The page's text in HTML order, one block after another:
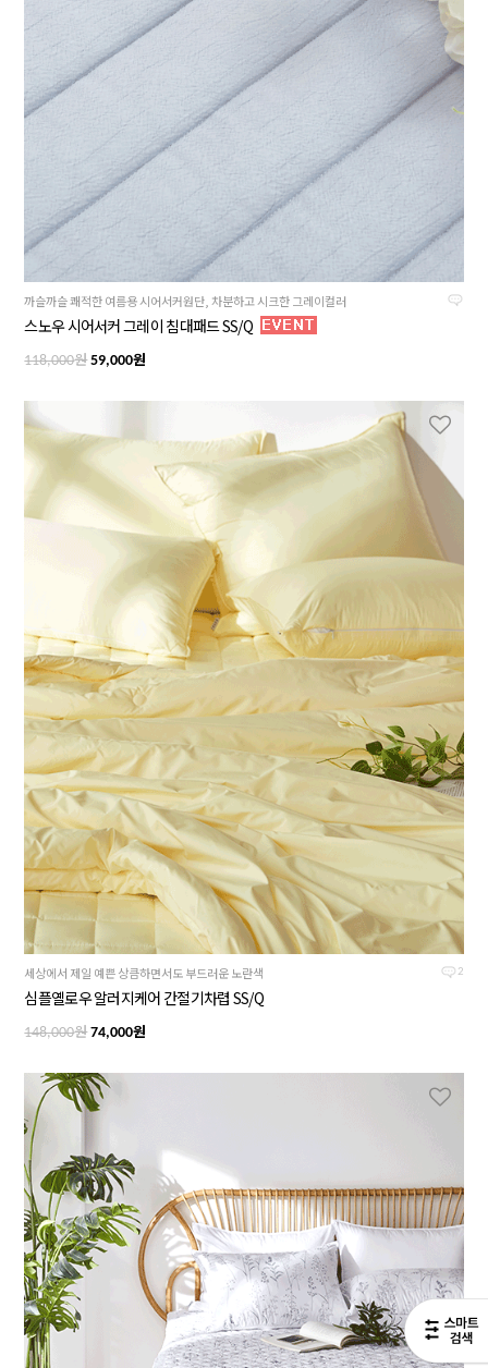
까슬까슬 쾌적한 여름용 시어서커원단, 차분하고 시크한 그레이컬러
스노우 시어서커 그레이 침대패드 SS/Q
118,000원59,000원
2
세상에서 제일 예쁜 상큼하면서도 부드러운 노란색
심플옐로우 알러지케어 간절기차렵 SS/Q
148,000원74,000원